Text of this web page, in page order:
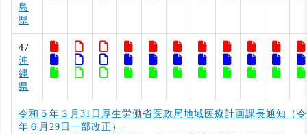
島
県
47
沖
縄
県
令和５年３月31日厚生労働省医政局地域医療計画課長通知（
年６月29日一部改正）